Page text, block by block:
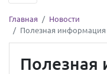
Главная
Новости
Полезная информация
Полезная